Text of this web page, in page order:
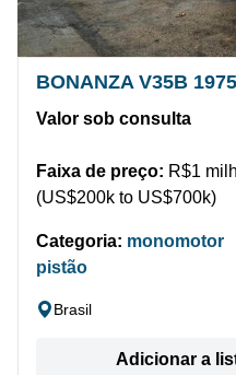
BONANZA V35B
Valor sob consulta
Faixa de preço: R$1
(US$200k to US$700k)
Categoria: monomotor
pistão
Brasil
Adicionar a